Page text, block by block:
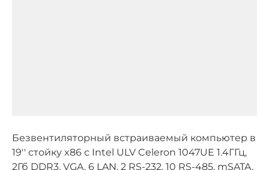
Безвентиляторный встраиваемый компьютер в
19'' стойку x86 с Intel ULV Celeron 1047UE 1.4ГГц,
2Гб DDR3, VGA, 6 LAN, 2 RS-232, 10 RS-485, mSATA,